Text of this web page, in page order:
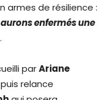
armes de résilience :
enfermés une
parAriane
puis relance